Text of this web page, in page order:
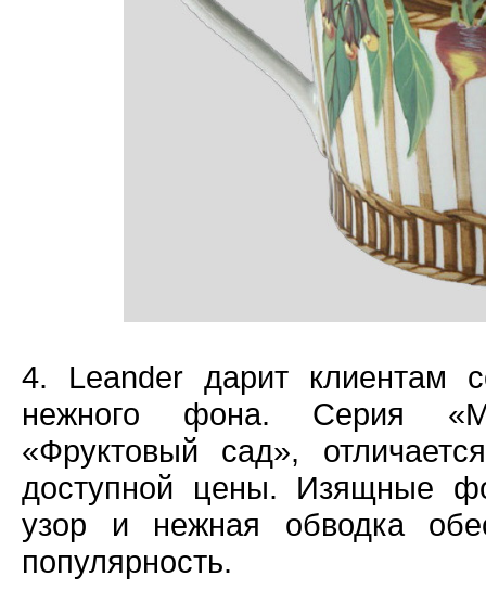
4. Leander дарит клиентам
нежного фона. Серия
«Фруктовый сад»,
доступной цены. Изящные
узор и нежная обводка
популярность.